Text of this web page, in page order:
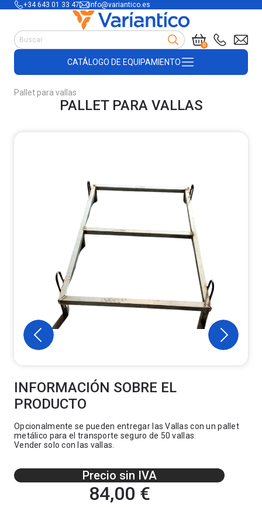
+34 643 01 33 47 info@variantico.es
0
CATÁLOGO DE EQUIPAMIENTO
Accesorios para carretillas
Útiles de almacén
Productos de plástico y madera
Encofrado
Pallet para vallas
PALLET PARA VALLAS
INFORMACIÓN SOBRE EL
PRODUCTO
Opcionalmente se pueden entregar las Vallas con un pallet
metálico para el transporte seguro de 50 vallas.
Vender solo con las vallas.
Precio sin IVA
84,00 €